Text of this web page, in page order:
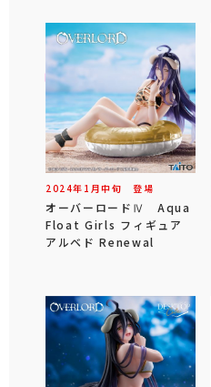
2024年 1 月中旬 登場
オーバーロードⅣ Aqua
Float Girls フィギュア
アルベド Renewal